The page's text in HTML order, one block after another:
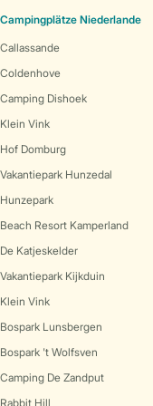
Campingplätze Niederlande
Callassande
Coldenhove
Camping Dishoek
Klein Vink
Hof Domburg
Vakantiepark Hunzedal
Hunzepark
Beach Resort Kamperland
De Katjeskelder
Vakantiepark Kijkduin
Klein Vink
Bospark Lunsbergen
Bospark 't Wolfsven
Camping De Zandput
Rabbit Hill